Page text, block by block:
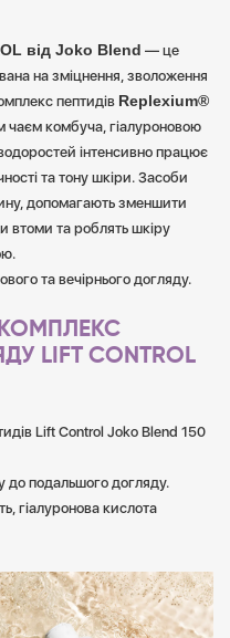
від Joko Blend — це
на зміцнення, зволоження
пептидів Replexium®
чаєм комбуча, гіалуроновою
інтенсивно працює
та тону шкіри. Засоби
допомагають зменшити
втоми та роблять шкіру
та вечірнього догляду.
LIFT CONTROL
Lift Control Joko Blend 150
до подальшого догляду.
гіалуронова кислота